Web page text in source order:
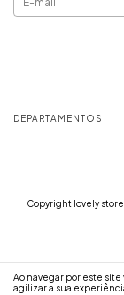
Ao navegar por este site
agilizar a sua
DEPARTAMENTOS
Copyright lovely